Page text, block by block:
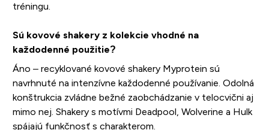
tréningu.
Sú kovové shakery z kolekcie vhodné na
každodenné použitie?
Áno – recyklované kovové shakery Myprotein sú
navrhnuté na intenzívne každodenné používanie. Odolná
konštrukcia zvládne bežné zaobchádzanie v telocvični aj
mimo nej. Shakery s motívmi Deadpool, Wolverine a Hulk
spájajú funkčnosť s charakterom.